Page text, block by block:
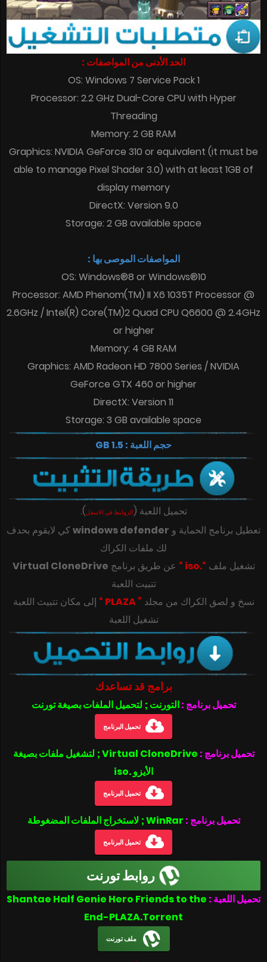
الحد الأدنى من المواصفات :
OS: Windows 7 Service Pack 1
Processor: 2.2 GHz Dual-Core CPU with Hyper
Threading
Memory: 2 GB RAM
Graphics: NVIDIA GeForce 310 or equivalent (it must be
able to manage Pixel Shader 3.0) with at least 1GB of
display memory
DirectX: Version 9.0
Storage: 2 GB available space
المواصفات الموصى بها :
OS: Windows®8 or Windows®10
Processor: AMD Phenom(TM) II X6 1035T Processor @
2.6GHz / Intel(R) Core(TM)2 Quad CPU Q6600 @ 2.4GHz
or higher
Memory: 4 GB RAM
Graphics: AMD Radeon HD 7800 Series / NVIDIA
GeForce GTX 460 or higher
DirectX: Version 11
Storage: 3 GB available space
حجم اللعبة : 1.5 GB
تحميل اللعبة (الروابط في الاسفل)
.
تعطيل برنامج الحماية و windows defenderكي لايقوم بحدف
لك ملفات الكراك
تشغيل ملف “.iso “ عن طريق برنامج Virtual CloneDrive
تتبيت اللعبة
‎‫نسخ و لصق الكراك من مجلد ” PLAZA “
تشغيل اللعبة
برامج قد تساعدك
تحميل برنامج :التورنت ; لتحميل الملفات بصيغة تورنت
تحميل البرنامج
تحميل برنامج :
Virtual CloneDrive ; لتشغيل ملفات بصيغة
الأيزو .iso
تحميل البرنامج
تحميل برنامج : WinRar ; لاستخراج الملفات المضغوطة
تحميل البرنامج
روابط تورنت
تحميل اللعبة : Shantae Half Genie Hero Friends to the
End-PLAZA.Torrent
ملف تورنت